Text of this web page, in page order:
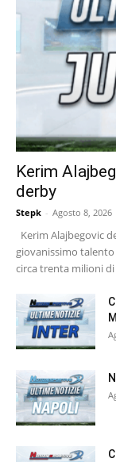
Kerim
derby
Stepk - Agosto 8, 2026
Kerim Alajbegovic
giovanissimo
circa trenta milioni